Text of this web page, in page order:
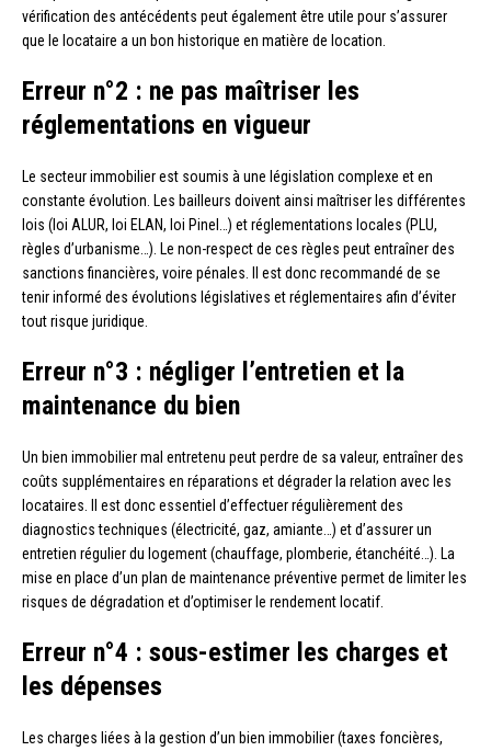
vérification des antécédents peut également être utile pour s’assurer
que le locataire a un bon historique en matière de location.
Erreur n°2 : ne pas maîtriser les
réglementations en vigueur
Le secteur immobilier est soumis à une législation complexe et en
constante évolution. Les bailleurs doivent ainsi maîtriser les différentes
lois (loi ALUR, loi ELAN, loi Pinel…) et réglementations locales (PLU,
règles d’urbanisme…). Le non-respect de ces règles peut entraîner des
sanctions financières, voire pénales. Il est donc recommandé de se
tenir informé des évolutions législatives et réglementaires afin d’éviter
tout risque juridique.
Erreur n°3 : négliger l’entretien et la
maintenance du bien
Un bien immobilier mal entretenu peut perdre de sa valeur, entraîner des
coûts supplémentaires en réparations et dégrader la relation avec les
locataires. Il est donc essentiel d’effectuer régulièrement des
diagnostics techniques (électricité, gaz, amiante…) et d’assurer un
entretien régulier du logement (chauffage, plomberie, étanchéité…). La
mise en place d’un plan de maintenance préventive permet de limiter les
risques de dégradation et d’optimiser le rendement locatif.
Erreur n°4 : sous-estimer les charges et
les dépenses
Les charges liées à la gestion d’un bien immobilier (taxes foncières,